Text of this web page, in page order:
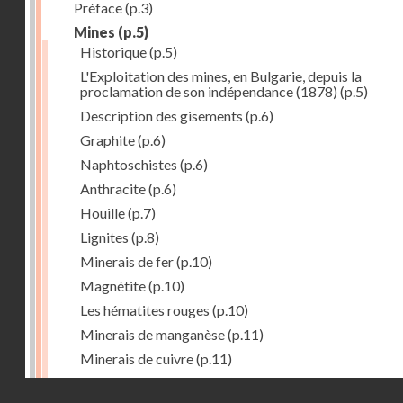
Préface(p.3)
Mines (p.5)
Historique(p.5)
L'Exploitation des mines, en Bulgarie, depuis la
proclamation de son indépendance (1878) (p.5)
Description des gisements (p.6)
Graphite(p.6)
Naphtoschistes (p.6)
Anthracite(p.6)
Houille(p.7)
Lignites (p.8)
Minerais de fer(p.10)
Magnétite(p.10)
Les hématites rouges (p.10)
Minerais de manganèse(p.11)
Minerais de cuivre(p.11)
Minerais de plomb(p.12)